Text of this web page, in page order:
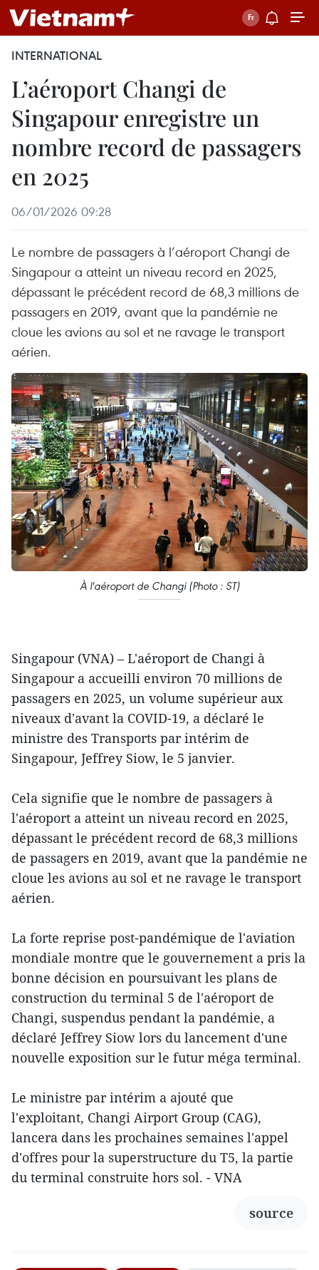
INTERNATIONAL
L’aéroport Changi de
Singapour enregistre un
nombre record de passagers
en 2025
06/01/2026 09:28
Le nombre de passagers à l’aéroport Changi de
Singapour a atteint un niveau record en 2025,
dépassant le précédent record de 68,3 millions de
passagers en 2019, avant que la pandémie ne
cloue les avions au sol et ne ravage le transport
aérien.
À l'aéroport de Changi (Photo : ST)
Singapour (VNA) – L'aéroport de Changi à
Singapour a accueilli environ 70 millions de
passagers en 2025, un volume supérieur aux
niveaux d'avant la COVID-19, a déclaré le
ministre des Transports par intérim de
Singapour, Jeffrey Siow, le 5 janvier.
Cela signifie que le nombre de passagers à
l'aéroport a atteint un niveau record en 2025,
dépassant le précédent record de 68,3 millions
de passagers en 2019, avant que la pandémie ne
cloue les avions au sol et ne ravage le transport
aérien.
La forte reprise post-pandémique de l'aviation
mondiale montre que le gouvernement a pris la
bonne décision en poursuivant les plans de
construction du terminal 5 de l'aéroport de
Changi, suspendus pendant la pandémie, a
déclaré Jeffrey Siow lors du lancement d'une
nouvelle exposition sur le futur méga terminal.
Le ministre par intérim a ajouté que
l'exploitant, Changi Airport Group (CAG),
lancera dans les prochaines semaines l'appel
d'offres pour la superstructure du T5, la partie
du terminal construite hors sol. - VNA
source